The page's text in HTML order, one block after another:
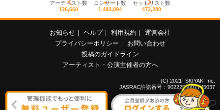
アーティスト数
126,660
コンサート数
1,493,094
セットリスト数
472,280
お知らせ ｜ ヘルプ｜ 利用規約 ｜ 運営会社
プライバシーポリシー ｜
お問い合わせ
投稿のガイドライン
アーティスト・公演主催者の方へ
(C) 2021- SKIYAKI Inc.
JASRAC許諾番号：9022255001Y45037